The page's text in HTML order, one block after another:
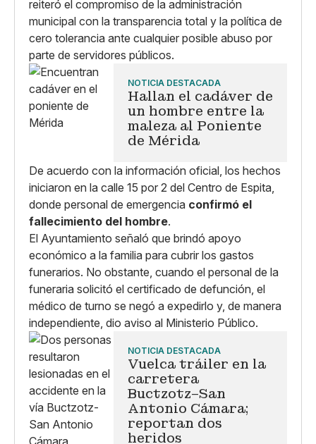
reiteró el compromiso de la administración
municipal con la transparencia total y la política de
cero tolerancia ante cualquier posible abuso por
parte de servidores públicos.
NOTICIA DESTACADA
Hallan el cadáver de
un hombre entre la
maleza al Poniente
de Mérida
De acuerdo con la información oficial, los hechos
iniciaron en la calle 15 por 2 del Centro de Espita,
donde personal de emergencia confirmó el
fallecimiento del hombre.
El Ayuntamiento señaló que brindó apoyo
económico a la familia para cubrir los gastos
funerarios. No obstante, cuando el personal de la
funeraria solicitó el certificado de defunción, el
médico de turno se negó a expedirlo y, de manera
independiente, dio aviso al Ministerio Público.
NOTICIA DESTACADA
Vuelca tráiler en la
carretera
Buctzotz–San
Antonio Cámara;
reportan dos
heridos